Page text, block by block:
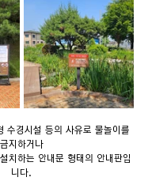
수경시설 등의 사유로 물놀이를
금지하거나
니다.